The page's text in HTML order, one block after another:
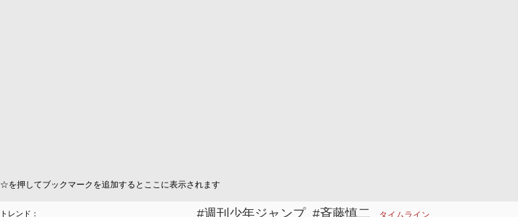
☆を押してブックマークを追加するとここに表示されます
#週刊少年ジャンプ #斉藤慎二 タイムライン
トレンド：